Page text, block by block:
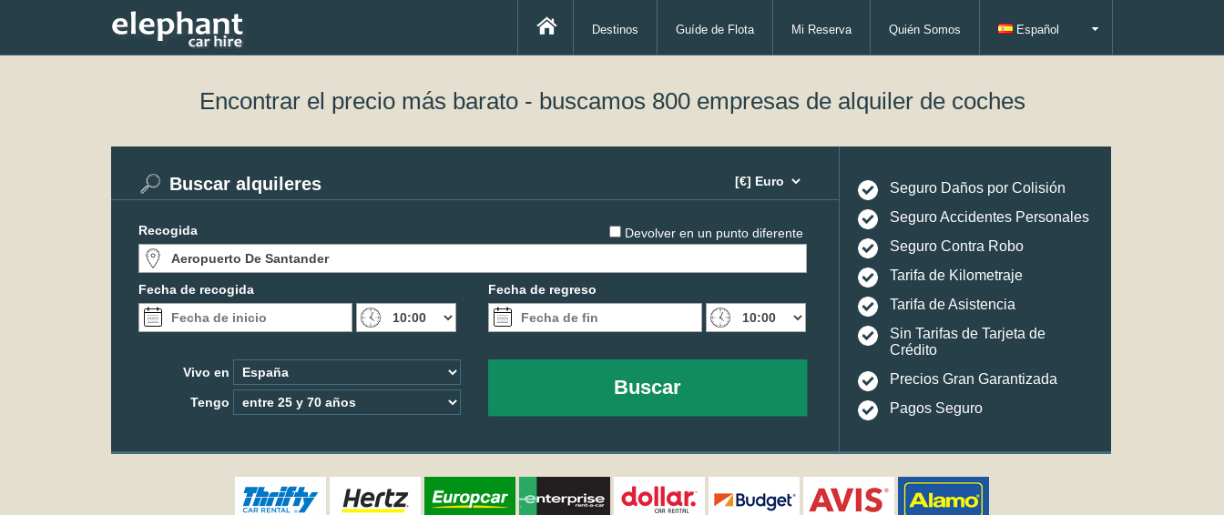
Destinos Guíde de Flota Mi Reserva Quién Somos Español
Encontrar el precio más barato - buscamos 800 empresas de alquiler de coches
Devolver en un punto diferente
Buscar alquileres
Recogida
Fecha de recogida Fecha de regreso
Vivo en
Tengo
Buscar
Seguro Daños por Colisión
Seguro Accidentes Personales
Seguro Contra Robo
Tarifa de Kilometraje
Tarifa de Asistencia
Sin Tarifas de Tarjeta de
Crédito
Precios Gran Garantizada
Pagos Seguro